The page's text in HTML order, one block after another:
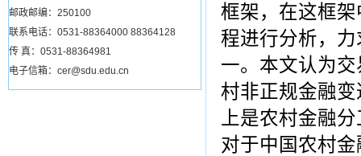
邮政邮编：250100
联系电话：0531-88364000 88364128
传 真：0531-88364981
电子信箱：cer@sdu.edu.cn
框架，在这框
程进行分析，
一。本文认为
村非正规金融
上是农村金融
对于中国农村